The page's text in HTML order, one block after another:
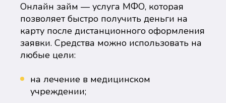
Онлайн займ — услуга МФО, которая
позволяет быстро получить деньги на
карту после дистанционного оформления
заявки. Средства можно использовать на
любые цели:
на лечение в медицинском
учреждении;